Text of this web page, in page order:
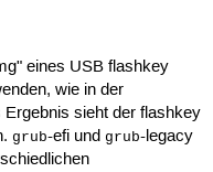
eines USB flashkey
wie in der
sieht der flashkey
grub-efi und grub-legacy